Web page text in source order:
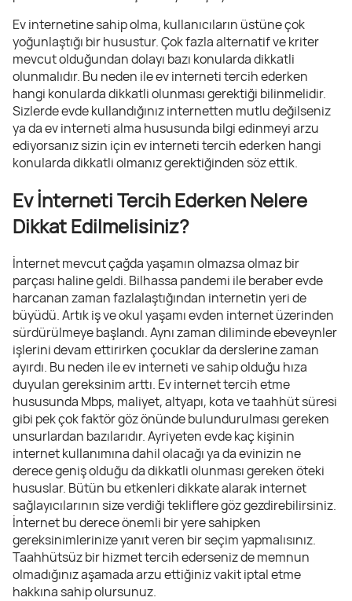
Ev internetine sahip olma, kullanıcıların üstüne çok
yoğunlaştığı bir husustur. Çok fazla alternatif ve kriter
mevcut olduğundan dolayı bazı konularda dikkatli
olunmalıdır. Bu neden ile ev interneti tercih ederken
hangi konularda dikkatli olunması gerektiği bilinmelidir.
Sizlerde evde kullandığınız internetten mutlu değilseniz
ya da ev interneti alma hususunda bilgi edinmeyi arzu
ediyorsanız sizin için ev interneti tercih ederken hangi
konularda dikkatli olmanız gerektiğinden söz ettik.
Ev İnterneti Tercih Ederken Nelere
Dikkat Edilmelisiniz?
İnternet mevcut çağda yaşamın olmazsa olmaz bir
parçası haline geldi. Bilhassa pandemi ile beraber evde
harcanan zaman fazlalaştığından internetin yeri de
büyüdü. Artık iş ve okul yaşamı evden internet üzerinden
sürdürülmeye başlandı. Aynı zaman diliminde ebeveynler
işlerini devam ettirirken çocuklar da derslerine zaman
ayırdı. Bu neden ile ev interneti ve sahip olduğu hıza
duyulan gereksinim arttı. Ev internet tercih etme
hususunda Mbps, maliyet, altyapı, kota ve taahhüt süresi
gibi pek çok faktör göz önünde bulundurulması gereken
unsurlardan bazılarıdır. Ayriyeten evde kaç kişinin
internet kullanımına dahil olacağı ya da evinizin ne
derece geniş olduğu da dikkatli olunması gereken öteki
hususlar. Bütün bu etkenleri dikkate alarak internet
sağlayıcılarının size verdiği tekliflere göz gezdirebilirsiniz.
İnternet bu derece önemli bir yere sahipken
gereksinimlerinize yanıt veren bir seçim yapmalısınız.
Taahhütsüz bir hizmet tercih ederseniz de memnun
olmadığınız aşamada arzu ettiğiniz vakit iptal etme
hakkına sahip olursunuz.